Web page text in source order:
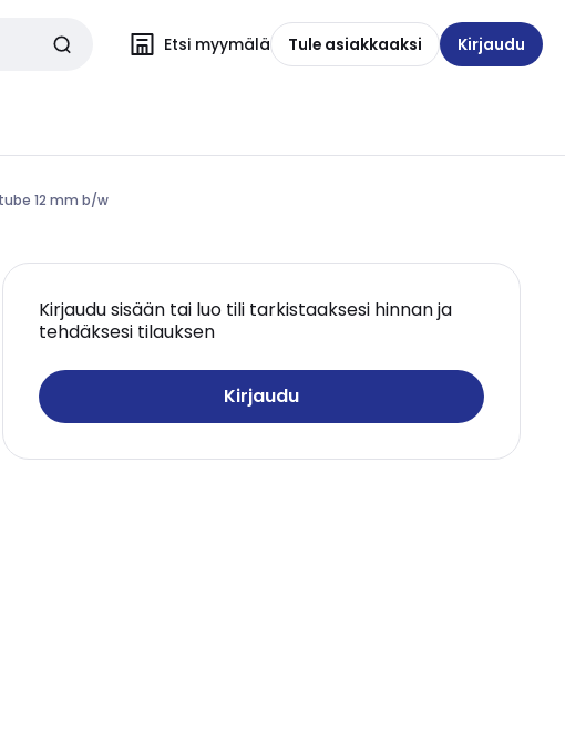
Etsi myymälä Tule asiakkaaksi Kirjaudu
12 mm b/w
Kirjaudu sisään tai luo tili tarkistaaksesi hinnan ja
tehdäksesi tilauksen
Kirjaudu